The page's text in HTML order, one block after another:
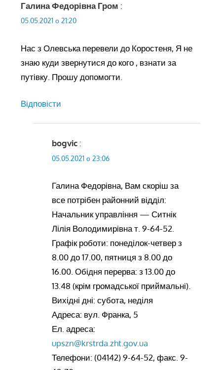
Галина Федорівна Гром :
05.05.2021 о 21:20
Нас з Олевська перевели до Коростеня, Я не
знаю куди звернутися до кого , взнати за
путівку. Прошу допомогти.
Відповіcти
bogvic :
05.05.2021 о 23:06
Галина Федорівна, Вам скоріш за
все потрібен районний відділ:
Начальник управління — Ситнік
Лілія Володимирівна т. 9-64-52.
Графік роботи: понеділок-четвер з
8.00 до 17.00, пятниця з 8.00 до
16.00. Обідня перерва: з 13.00 до
13.48 (крім громадської приймальні).
Вихідні дні: субота, неділя
Адреса: вул. Франка, 5
Ел. адреса:
upszn@krstrda.zht.gov.ua
Телефони: (04142) 9-64-52, факс. 9-